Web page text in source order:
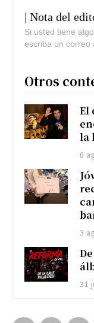
| Nota del
Si usted tiene
escriba un correo
Otros
El
la
6
3
31